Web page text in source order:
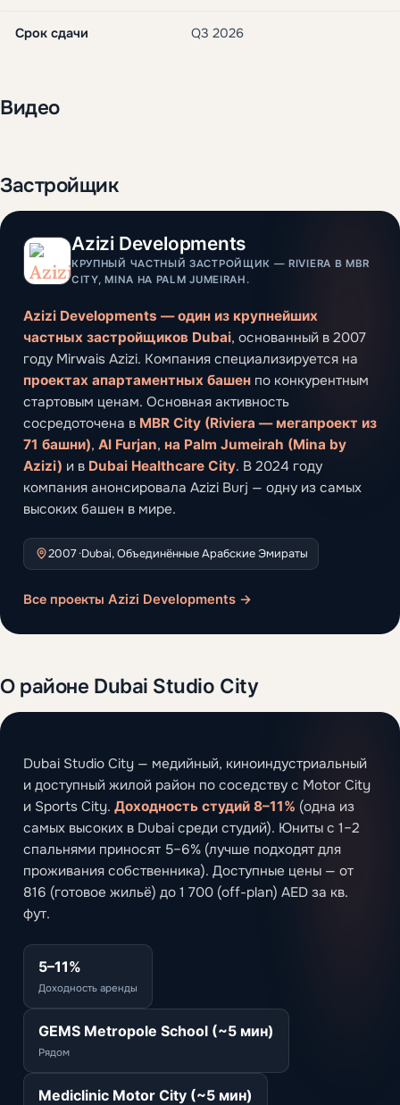
Срок сдачи Q3 2026
Видео
Застройщик
Azizi Developments
КРУПНЫЙ ЧАСТНЫЙ ЗАСТРОЙЩИК — RIVIERA В MBR
CITY, MINA НА PALM JUMEIRAH.
Azizi Developments — один из крупнейших
частных застройщиков Dubai, основанный в 2007
году Mirwais Azizi. Компания специализируется на
проектах апартаментных башен по конкурентным
стартовым ценам. Основная активность
сосредоточена в MBR City (Riviera — мегапроект из
71 башни), Al Furjan, на Palm Jumeirah (Mina by
Azizi) и в Dubai Healthcare City. В 2024 году
компания анонсировала Azizi Burj — одну из самых
высоких башен в мире.
2007 ·Dubai, Объединённые Арабские Эмираты
Все проекты Azizi Developments →
О районе Dubai Studio City
Dubai Studio City — медийный, киноиндустриальный
и доступный жилой район по соседству с Motor City
и Sports City. Доходность студий 8–11% (одна из
самых высоких в Dubai среди студий). Юниты с 1–2
спальнями приносят 5–6% (лучше подходят для
проживания собственника). Доступные цены — от
816 (готовое жильё) до 1 700 (off-plan) AED за кв.
фут.
5–11%
Доходность аренды
GEMS Metropole School (~5 мин)
Рядом
Mediclinic Motor City (~5 мин)